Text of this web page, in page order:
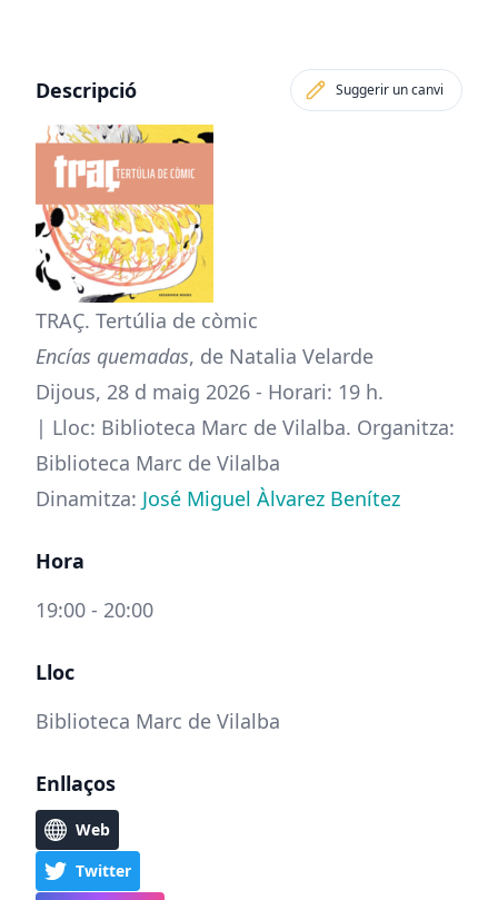
Descripció Suggerir un canvi
TRAÇ. Tertúlia de còmic
Encías quemadas, de Natalia Velarde
Dijous, 28 d maig 2026 - Horari: 19 h.
| Lloc: Biblioteca Marc de Vilalba. Organitza:
Biblioteca Marc de Vilalba
Dinamitza: José Miguel Àlvarez Benítez
Hora
19:00 - 20:00
Lloc
Biblioteca Marc de Vilalba
Enllaços
Web
Twitter